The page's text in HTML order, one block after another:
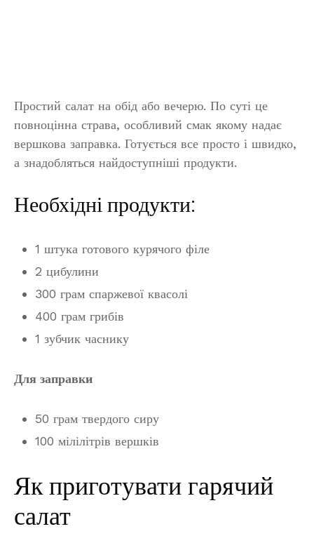
Простий салат на обід або вечерю. По суті це
повноцінна страва, особливий смак якому надає
вершкова заправка. Готується все просто і швидко,
а знадобляться найдоступніші продукти.
Необхідні продукти:
1 штука готового курячого філе
2 цибулини
300 грам спаржевої квасолі
400 грам грибів
1 зубчик часнику
Для заправки
50 грам твердого сиру
100 мілілітрів вершків
Як приготувати гарячий
салат